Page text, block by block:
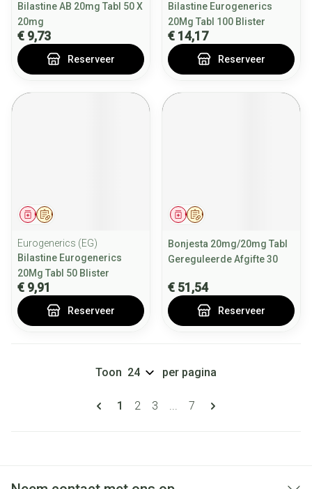
Bilastine AB 20mg Tabl 50 X
20mg
€ 9,73
Reserveer
Bilastine Eurogenerics
20Mg Tabl 100 Blister
€ 14,17
Reserveer
Op voorschrift
Geneesmiddel
Eurogenerics (EG)
Bilastine Eurogenerics
20Mg Tabl 50 Blister
€ 9,91
Reserveer
Op voorschrift
Geneesmiddel
Bonjesta 20mg/20mg Tabl
Gereguleerde Afgifte 30
€ 51,54
Reserveer
Pagina's
U lees momenteel pagina
1 Pagina
2 Pagina
3 ... Pagina
7
Toon per pagina